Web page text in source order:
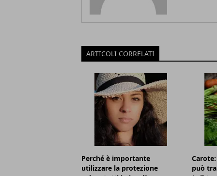
ARTICOLI CORRELATI
Perché è importante
utilizzare la protezione
può